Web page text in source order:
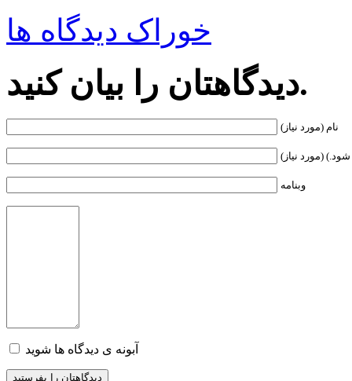
خوراک دیدگاه ها
دیدگاهتان را بیان کنید.
نام (مورد نیاز)
(مورد نیاز)
وبنامه
آبونه ی دیدگاه ها شوید